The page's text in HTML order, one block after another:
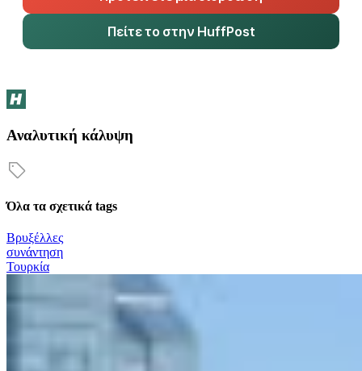
Πείτε το στην HuffPost
Αναλυτική κάλυψη
Όλα τα σχετικά tags
Βρυξέλλες
συνάντηση
Τουρκία